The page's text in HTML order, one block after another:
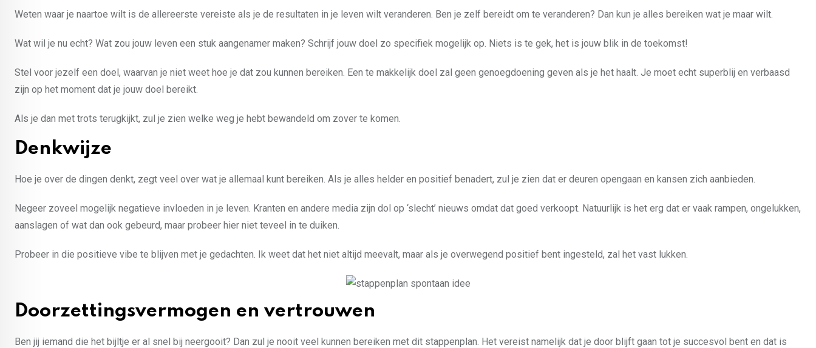
Weten waar je naartoe wilt is de allereerste vereiste als je de resultaten in je leven wilt veranderen. Ben je zelf bereidt om te veranderen? Dan kun je alles bereiken wat je maar wilt.
Wat wil je nu echt? Wat zou jouw leven een stuk aangenamer maken? Schrijf jouw doel zo specifiek mogelijk op. Niets is te gek, het is jouw blik in de toekomst!
Stel voor jezelf een doel, waarvan je niet weet hoe je dat zou kunnen bereiken. Een te makkelijk doel zal geen genoegdoening geven als je het haalt. Je moet echt superblij en verbaasd
zijn op het moment dat je jouw doel bereikt.
Als je dan met trots terugkijkt, zul je zien welke weg je hebt bewandeld om zover te komen.
Denkwijze
Hoe je over de dingen denkt, zegt veel over wat je allemaal kunt bereiken. Als je alles helder en positief benadert, zul je zien dat er deuren opengaan en kansen zich aanbieden.
Negeer zoveel mogelijk negatieve invloeden in je leven. Kranten en andere media zijn dol op ‘slecht’ nieuws omdat dat goed verkoopt. Natuurlijk is het erg dat er vaak rampen, ongelukken,
aanslagen of wat dan ook gebeurd, maar probeer hier niet teveel in te duiken.
Probeer in die positieve vibe te blijven met je gedachten. Ik weet dat het niet altijd meevalt, maar als je overwegend positief bent ingesteld, zal het vast lukken.
Doorzettingsvermogen en vertrouwen
Ben jij iemand die het bijltje er al snel bij neergooit? Dan zul je nooit veel kunnen bereiken met dit stappenplan. Het vereist namelijk dat je door blijft gaan tot je succesvol bent en dat is